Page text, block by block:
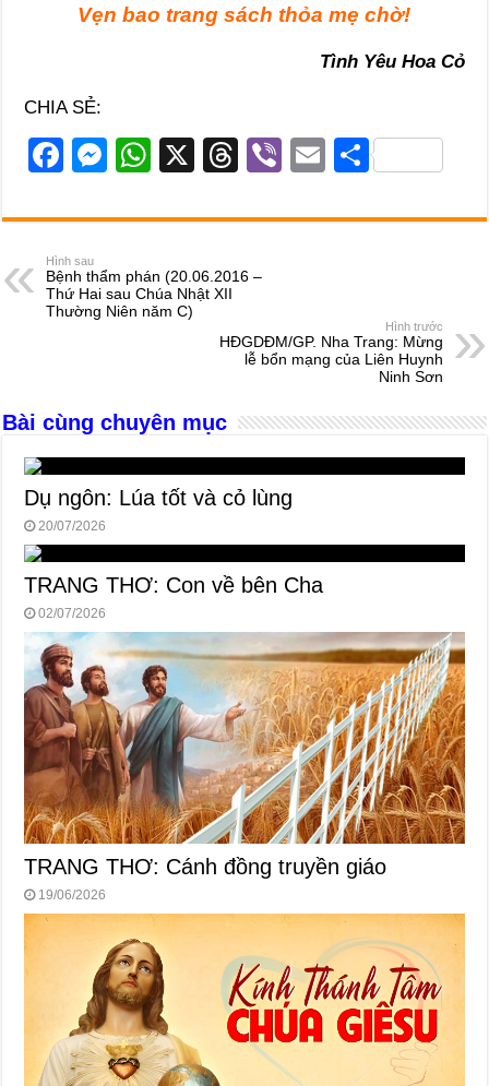
Vẹn bao trang sách thỏa mẹ chờ!
Tình Yêu Hoa Cỏ
CHIA SẺ:
F
c
e
b
o
M
ss
n
g
W
at
A
p
X
T
e
d
s
Vi
er
E
ail
S
ar
Hình sau
Bệnh thẩm phán (20.06.2016 –
Thứ Hai sau Chúa Nhật XII
Thường Niên năm C)
Hình trước
HĐGDĐM/GP. Nha Trang: Mừng
lễ bổn mạng của Liên Huynh
Ninh Sơn
Bài cùng chuyên mục
Dụ ngôn: Lúa tốt và cỏ lùng
20/07/2026
TRANG THƠ: Con về bên Cha
02/07/2026
TRANG THƠ: Cánh đồng truyền giáo
19/06/2026